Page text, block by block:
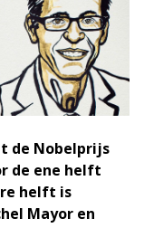
de Nobelprijs
de ene helft
helft is
Mayor en